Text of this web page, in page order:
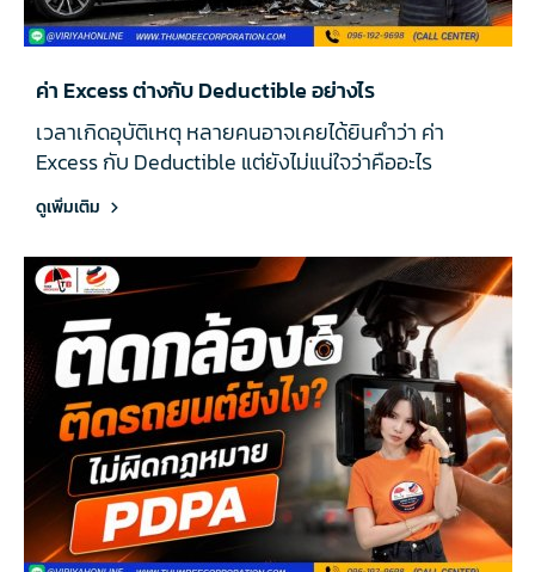
ค่า Excess ต่างกับ Deductible อย่างไร
เวลาเกิดอุบัติเหตุ หลายคนอาจเคยได้ยินคำว่า ค่า
Excess กับ Deductible แต่ยังไม่แน่ใจว่าคืออะไร
ดูเพิ่มเติม